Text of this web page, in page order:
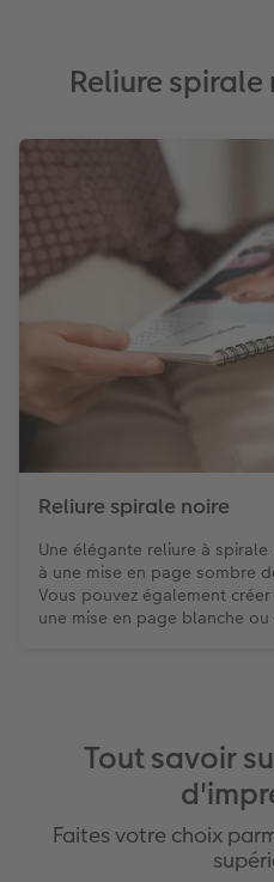
Reliure
Reliure spirale noire
Une élégante reliure à
à une mise en page sombre
Vous pouvez également
une mise en page blanche
Tout savoir
Faites votre choix